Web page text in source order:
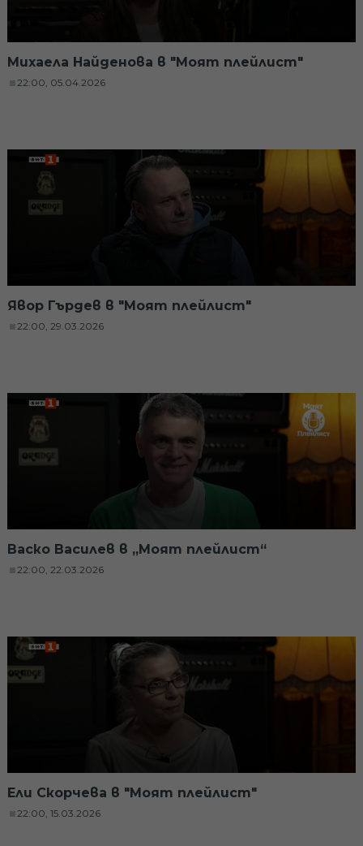
Михаела Найденова в "Моят плейлист"
22:00, 05.04.2026
Явор Гърдев в "Моят плейлист"
22:00, 29.03.2026
Васко Василев в „Моят плейлист“
22:00, 22.03.2026
Ели Скорчева в "Моят плейлист"
22:00, 15.03.2026